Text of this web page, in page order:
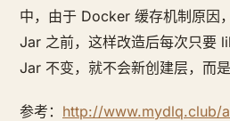
中，由于 Docker 缓存机制原因
Jar 之前，这样改造后每次只要
Jar 不变，就不会新创建层，而是
参考： http://www.mydlq.club/